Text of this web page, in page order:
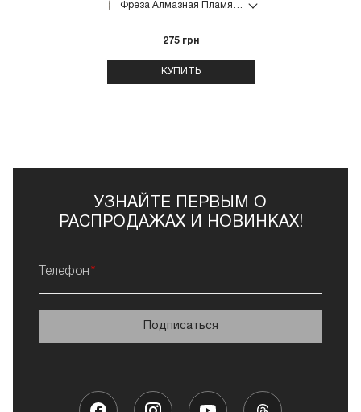
Фреза Алмазная Пламя 243 5 шт (зеленая 534.018)
275 грн
КУПИТЬ
УЗНАЙТЕ ПЕРВЫМ О
РАСПРОДАЖАХ И НОВИНКАХ!
Телефон
Подписаться